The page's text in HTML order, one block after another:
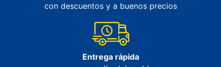
con descuentos y a buenos precios
Entrega rápida